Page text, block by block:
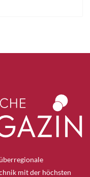
mit der höchsten